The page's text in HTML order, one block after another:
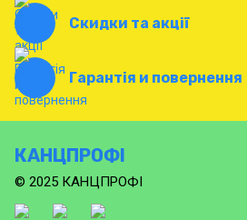
Скидки та акції
Гарантія и повернення
КАНЦПРОФІ
© 2025 КАНЦПРОФІ